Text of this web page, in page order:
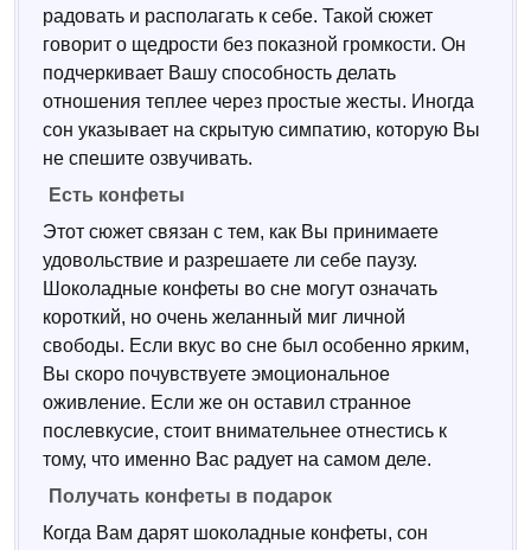
радовать и располагать к себе. Такой сюжет
говорит о щедрости без показной громкости. Он
подчеркивает Вашу способность делать
отношения теплее через простые жесты. Иногда
сон указывает на скрытую симпатию, которую Вы
не спешите озвучивать.
Есть конфеты
Этот сюжет связан с тем, как Вы принимаете
удовольствие и разрешаете ли себе паузу.
Шоколадные конфеты во сне могут означать
короткий, но очень желанный миг личной
свободы. Если вкус во сне был особенно ярким,
Вы скоро почувствуете эмоциональное
оживление. Если же он оставил странное
послевкусие, стоит внимательнее отнестись к
тому, что именно Вас радует на самом деле.
Получать конфеты в подарок
Когда Вам дарят шоколадные конфеты, сон